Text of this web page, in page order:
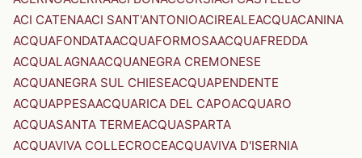
ACI CATENAACI SANT'ANTONIOACIREALEACQUACANINA
ACQUAFONDATAACQUAFORMOSAACQUAFREDDA
ACQUALAGNAACQUANEGRA CREMONESE
ACQUANEGRA SUL CHIESEACQUAPENDENTE
ACQUAPPESAACQUARICA DEL CAPOACQUARO
ACQUASANTA TERMEACQUASPARTA
ACQUAVIVA COLLECROCEACQUAVIVA D'ISERNIA